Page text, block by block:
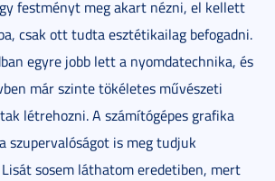
festményt meg akart nézni, el kellett
csak ott tudta esztétikailag befogadni.
egyre jobb lett a nyomdatechnika, és
már szinte tökéletes művészeti
létrehozni. A számítógépes grafika
szupervalóságot is meg tudjuk
sosem láthatom eredetiben, mert